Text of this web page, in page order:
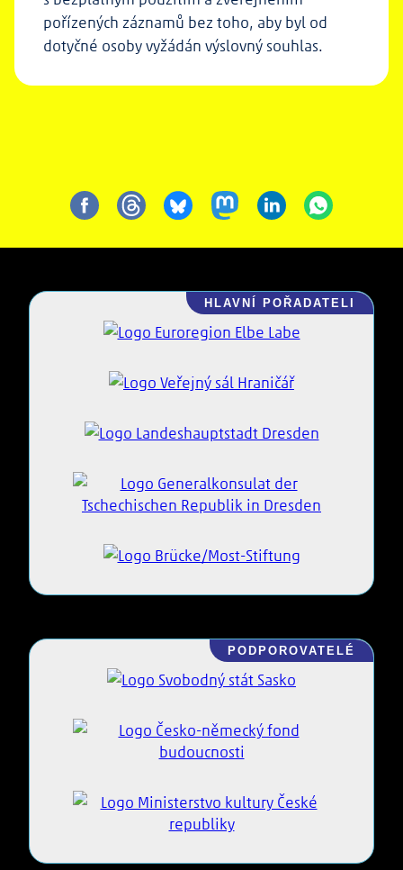
pořízených záznamů bez toho, aby byl od
dotyčné osoby vyžádán výslovný souhlas.